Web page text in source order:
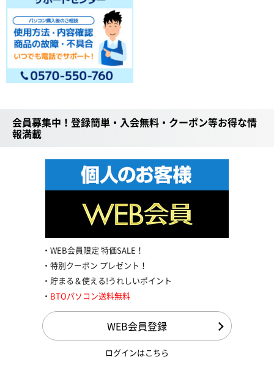
会員募集中！登録簡単・入会無料・クーポン等お得な情
報満載
WEB会員限定 特価SALE！
特別クーポン プレゼント！
貯まる＆使える!うれしいポイント
BTOパソコン送料無料
WEB会員登録
ログインはこちら